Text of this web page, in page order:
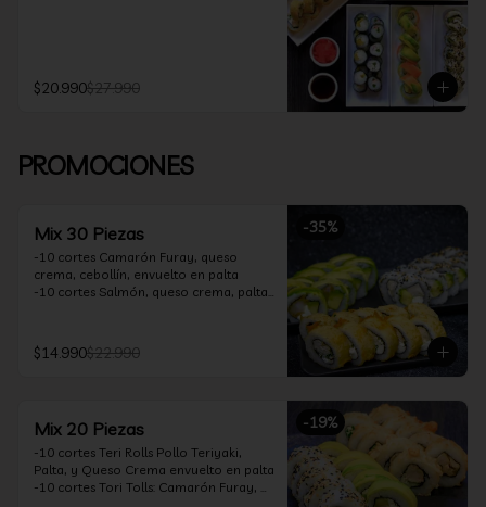
$20.990$27.990
PROMOCIONES
-35%
Mix 30 Piezas
-10 cortes Camarón Furay, queso
crema, cebollín, envuelto en palta
-10 cortes Salmón, queso crema, palta,
cebollín, frito en tempura
*Incluye 2 soya 30ml / 2 palitos / 1 salsa
$14.990$22.990
-19%
Mix 20 Piezas
-10 cortes Teri Rolls Pollo Teriyaki,
Palta, y Queso Crema envuelto en palta
-10 cortes Tori Tolls: Camarón Furay,